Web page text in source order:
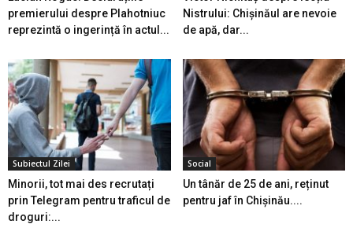
premierului despre Plahotniuc
reprezintă o ingerință în actul...
Nistrului: Chișinăul are nevoie
de apă, dar...
Subiectul Zilei
Minorii, tot mai des recrutați
prin Telegram pentru traficul de
droguri:...
Social
Un tânăr de 25 de ani, reținut
pentru jaf în Chișinău....